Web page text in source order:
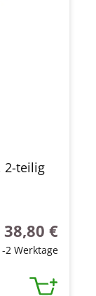
2-teilig
Regulärer Preis:
38,80 €
2 Werktage